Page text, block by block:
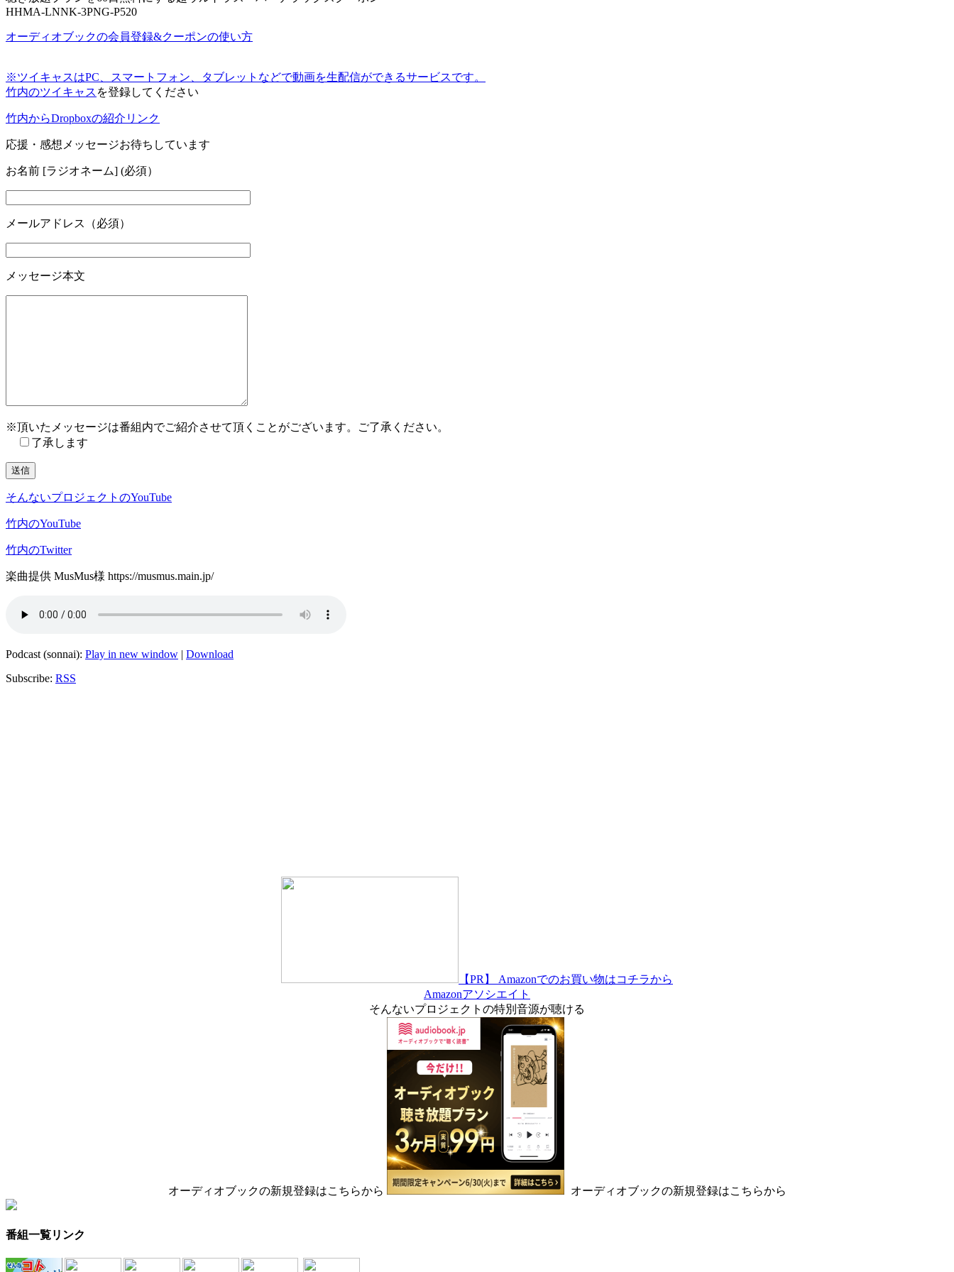
HHMA-LNNK-3PNG-P520
オーディオブックの会員登録&クーポンの使い方
※ツイキャスはPC、スマートフォン、タブレットなどで動画を生配信ができるサービスです。
竹内のツイキャス を登録してください
竹内からDropboxの紹介リンク
応援・感想メッセージお待ちしています
お名前 [ラジオネーム] (必須）
メールアドレス（必須）
メッセージ本文
※頂いたメッセージは番組内でご紹介させて頂くことがございます。ご了承ください。
了承します
そんないプロジェクトのYouTube
竹内のYouTube
竹内のTwitter
楽曲提供 MusMus様 https://musmus.main.jp/
Podcast (sonnai): Play in new window | Download
Subscribe: RSS
【PR】 Amazonでのお買い物はコチラから
Amazonアソシエイト
そんないプロジェクトの特別音源が聴ける
オーディオブックの新規登録はこちらから オーディオブックの新規登録はこちらから
番組一覧リンク